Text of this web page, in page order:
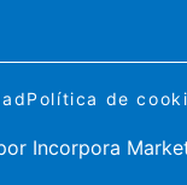
Política de
Incorpora